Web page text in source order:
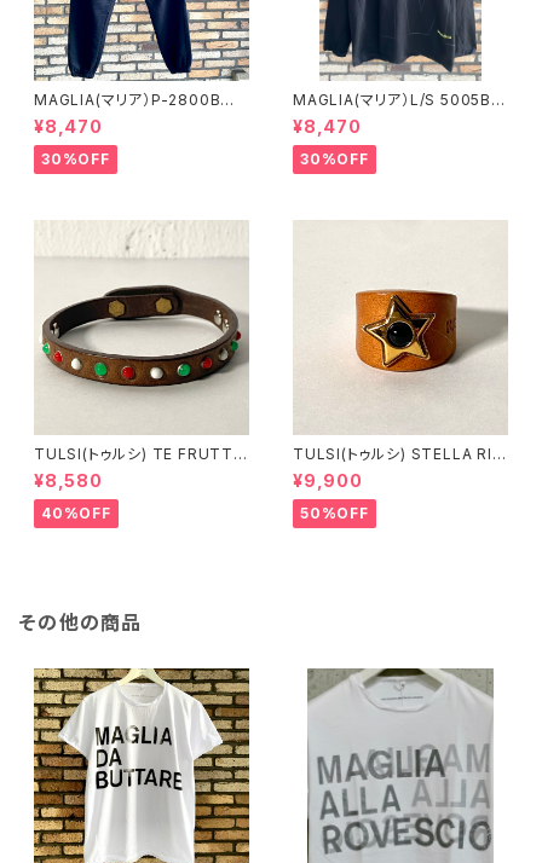
MAGLIA(マリア）P-2800B
ユニセックス スプリングスウ
ェットパンツ ブラック
¥8,470
30%OFF
MAGLIA(マリア）L/S 5005B
ブラックＸブラック ロングスリ
ーブＴシャツ
¥8,470
30%OFF
TULSI(トゥルシ) TE FRUTTI
NO BIANCO ROSSO VERDE
¥8,580
40%OFF
TULSI(トゥルシ) STELLA RIN
G ONICE
¥9,900
50%OFF
その他の商品